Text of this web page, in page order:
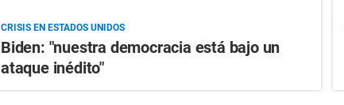
CRISIS EN ESTADOS UNIDOS
Biden: "nuestra democracia está bajo un
ataque inédito"